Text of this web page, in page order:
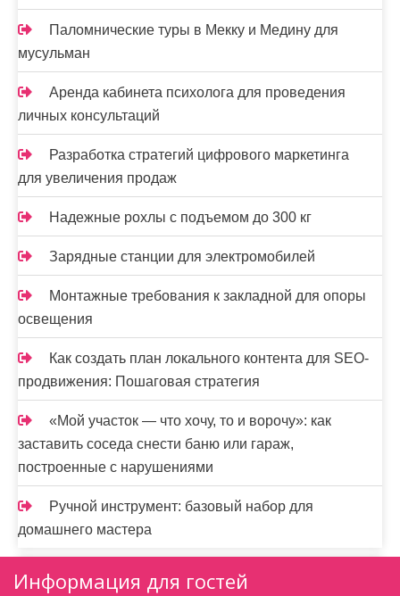
Паломнические туры в Мекку и Медину для
мусульман
Аренда кабинета психолога для проведения
личных консультаций
Разработка стратегий цифрового маркетинга
для увеличения продаж
Надежные рохлы с подъемом до 300 кг
Зарядные станции для электромобилей
Монтажные требования к закладной для опоры
освещения
Как создать план локального контента для SEO-
продвижения: Пошаговая стратегия
«Мой участок — что хочу, то и ворочу»: как
заставить соседа снести баню или гараж,
построенные с нарушениями
Ручной инструмент: базовый набор для
домашнего мастера
Информация для гостей